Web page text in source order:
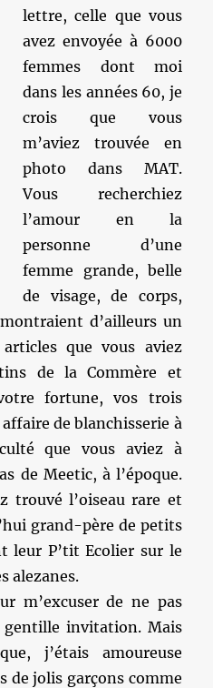
lettre, celle que vous
avez envoyée à 6000
femmes dont moi
dans les années 60, je
crois que vous
m’aviez trouvée en
photo dans MAT.
Vous recherchiez
l’amour en la
personne d’une
femme grande, belle
de visage, de corps,
d’ailleurs un
que vous aviez
de la Commère et
fortune, vos trois
de blanchisserie à
que vous aviez à
de Meetic, à l’époque.
trouvé l’oiseau rare et
grand-père de petits
leur P’tit Ecolier sur le
alezanes.
m’excuser de ne pas
invitation. Mais
j’étais amoureuse
de jolis garçons comme